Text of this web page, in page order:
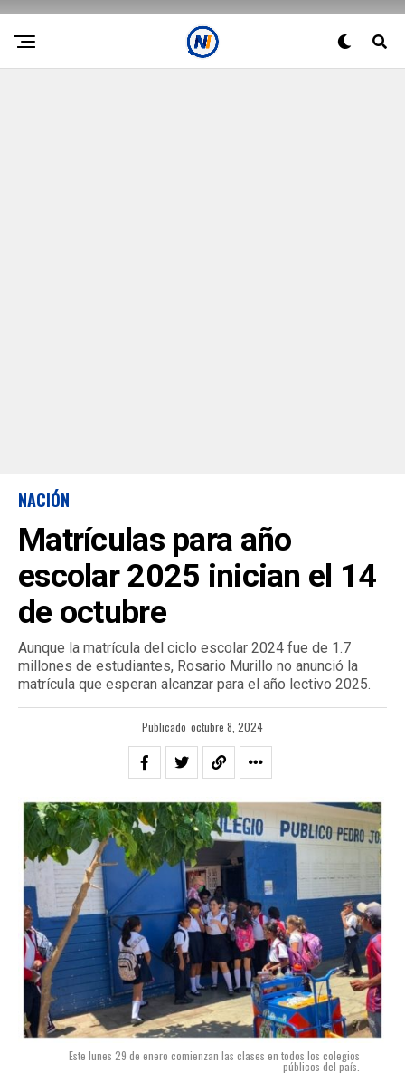
NACIÓN
Matrículas para año
escolar 2025 inician el 14
de octubre
Aunque la matrícula del ciclo escolar 2024 fue de 1.7
millones de estudiantes, Rosario Murillo no anunció la
matrícula que esperan alcanzar para el año lectivo 2025.
Publicado octubre 8, 2024
Este lunes 29 de enero comienzan las clases en todos los colegios
públicos del país.